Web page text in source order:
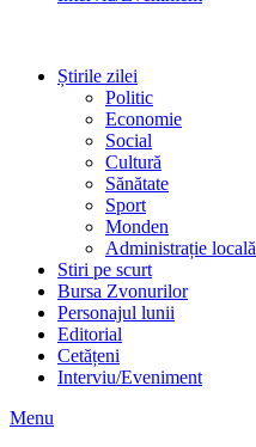
Știrile zilei
Politic
Economie
Social
Cultură
Sănătate
Sport
Monden
Administrație locală
Stiri pe scurt
Bursa Zvonurilor
Personajul lunii
Editorial
Cetățeni
Interviu/Eveniment
Menu